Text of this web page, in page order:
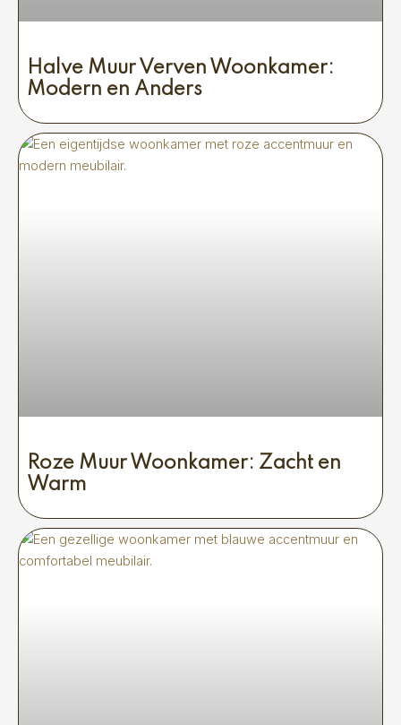
Halve Muur Verven Woonkamer:
Modern en Anders
Roze Muur Woonkamer: Zacht en
Warm